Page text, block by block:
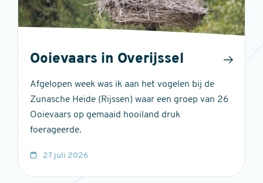
Ooievaars in Overijssel
Afgelopen week was ik aan het vogelen bij de
Zunasche Heide (Rijssen) waar een groep van 26
Ooievaars op gemaaid hooiland druk
foerageerde.
27 juli 2026